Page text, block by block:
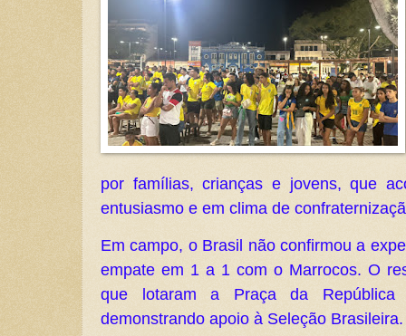
por famílias, crianças e jovens, que
entusiasmo e em clima de
Em campo, o Brasil não confirmou a
empate em 1 a 1 com o Marrocos. O
que lotaram a Praça da República
demonstrando apoio à Seleção Brasileira.